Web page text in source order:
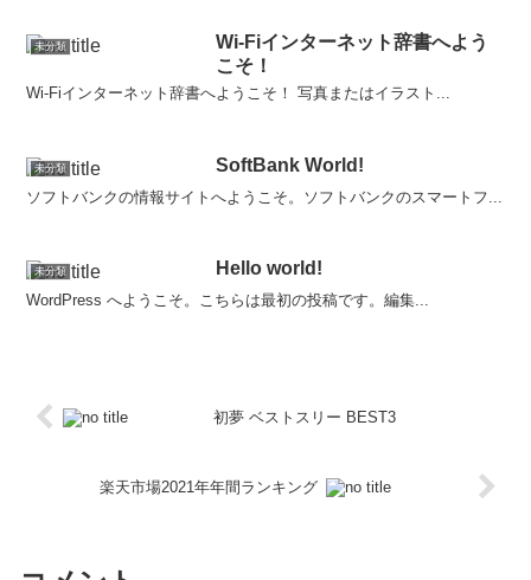
未分類
Wi-Fiインターネット辞書へよう
こそ！
Wi-Fiインターネット辞書へようこそ！ 写真またはイラスト...
未分類 SoftBank World!
ソフトバンクの情報サイトへようこそ。ソフトバンクのスマートフ...
未分類 Hello world!
WordPress へようこそ。こちらは最初の投稿です。編集...
初夢 ベストスリー BEST3
楽天市場2021年年間ランキング